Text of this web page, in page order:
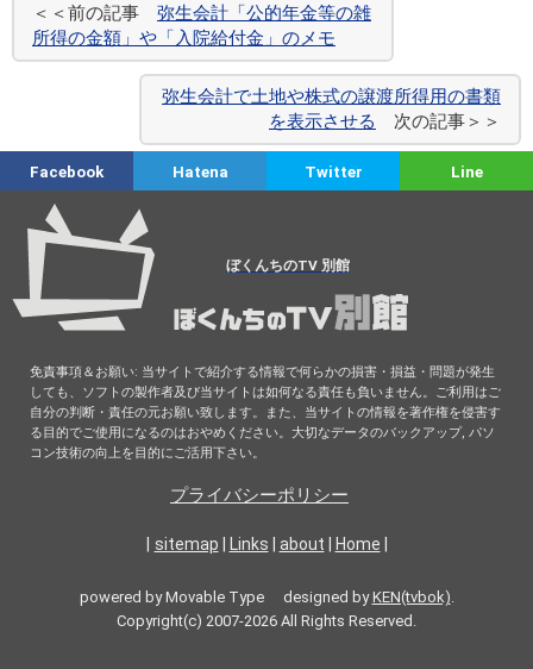
＜＜前の記事 弥生会計「公的年金等の雑
所得の金額」や「入院給付金」のメモ
弥生会計で土地や株式の譲渡所得用の書類
を表示させる
次の記事＞＞
Facebook Hatena Twitter Line
ぼくんちのTV 別館
免責事項＆お願い: 当サイトで紹介する情報で何らかの損害・損益・問題が発生
しても、ソフトの製作者及び当サイトは如何なる責任も負いません。ご利用はご
自分の判断・責任の元お願い致します。また、当サイトの情報を著作権を侵害す
る目的でご使用になるのはおやめください。大切なデータのバックアップ, パソ
コン技術の向上を目的にご活用下さい。
プライバシーポリシー
sitemap Links about Home
powered by Movable Type designed byKEN(tvbok)
Copyright(c) 2007-2026 All Rights Reserved.